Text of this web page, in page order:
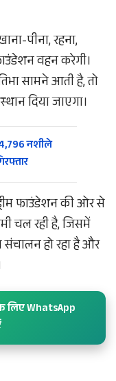
पीना, रहना,
वहन करेगी।
सामने आती है, तो
दिया जाएगा।
नशीले
फाउंडेशन की ओर से
चल रही है, जिसमें
संचालन हो रहा है और
लिए WhatsApp